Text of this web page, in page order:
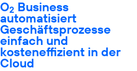
O2 Business
automatisiert
Geschäftsprozesse
einfach und
kosteneffizient in der
Cloud